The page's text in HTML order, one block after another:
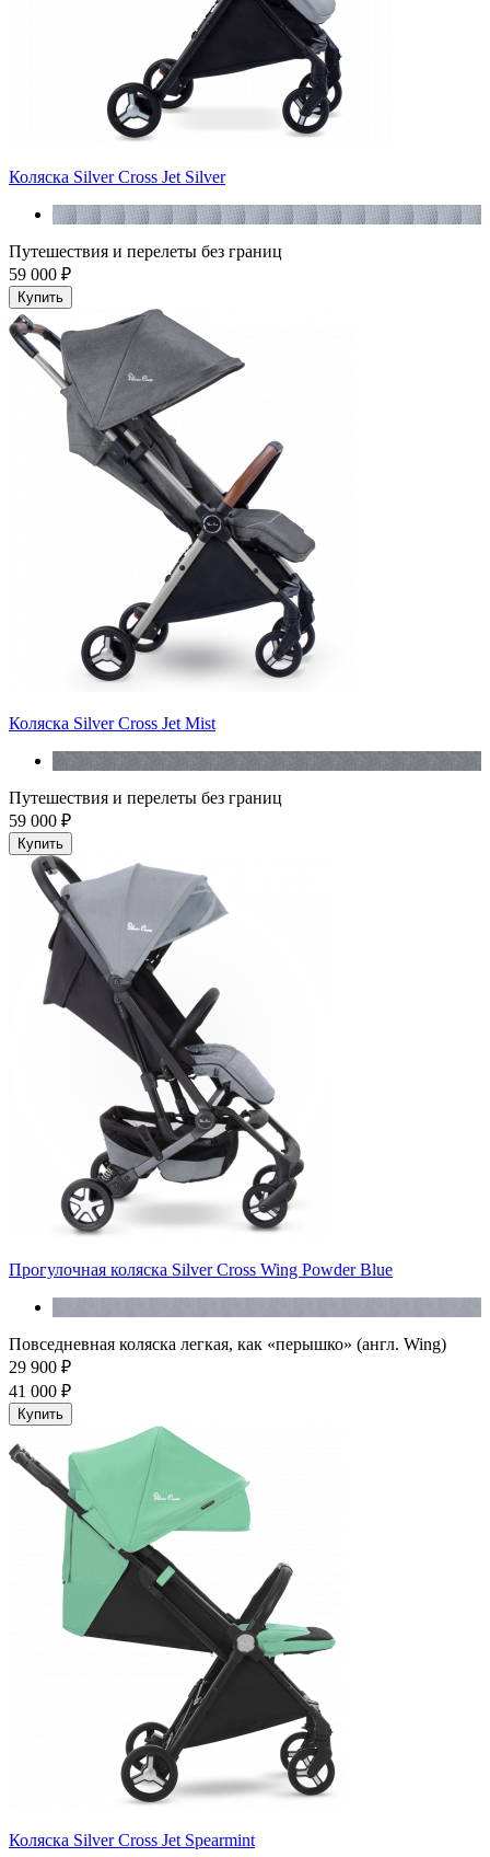
Коляска Silver Cross Jet Silver
Путешествия и перелеты без границ
59 000 ₽
Купить
Коляска Silver Cross Jet Mist
Путешествия и перелеты без границ
59 000 ₽
Купить
Прогулочная коляска Silver Cross Wing Powder Blue
Повседневная коляска легкая, как «перышко» (англ. Wing)
29 900 ₽
41 000 ₽
Купить
Коляска Silver Cross Jet Spearmint